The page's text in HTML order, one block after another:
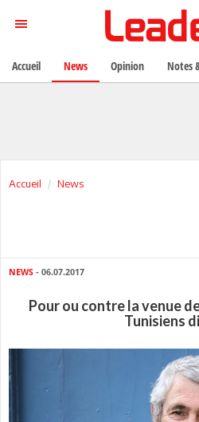
Accueil News
NEWS - 06.07.2017
Pour ou contre la venue
Tunisiens
Accueil News Opinion Notes